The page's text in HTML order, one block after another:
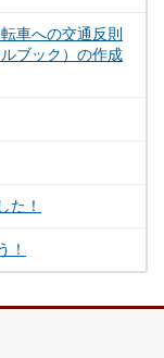
車への交通反則
ブック）の作成
た！
！